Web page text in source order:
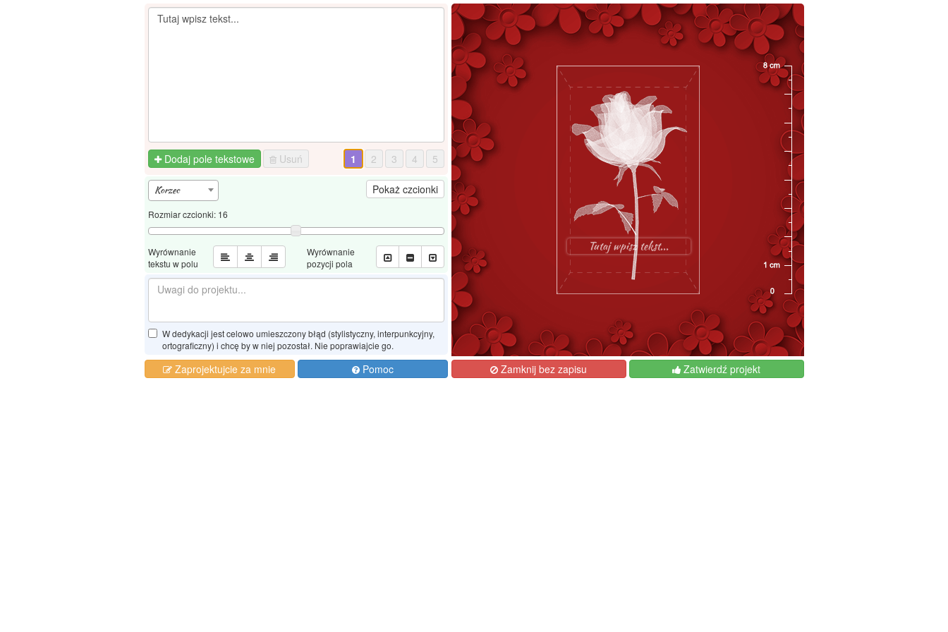
Dodaj pole tekstowe Usuń 1 2 3 4 5
Korzec Pokaż czcionki
Rozmiar czcionki: 16
Wyrównanie
tekstu w polu
Wyrównanie
pozycji pola
W dedykacji jest celowo umieszczony błąd (stylistyczny, interpunkcyjny,
ortograficzny) i chcę by w niej pozostał. Nie poprawiajcie go.
Zaprojektujcie za mnie Pomoc
Tutaj wpisz tekst...
Zamknij bez zapisu Zatwierdź projekt